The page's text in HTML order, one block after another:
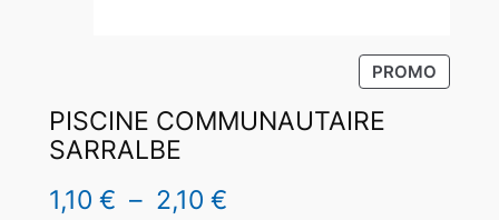
PROMO
R
PISCINE COMMUNAUTAIRE
SARRALBE
1,10 € – 2,10 €P